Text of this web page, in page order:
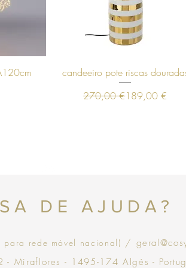
Visualização rápida
candeeiro pote riscas
Preço normal
270,00 €Preço
189,00 €
DE AJUDA?
rede móvel nacional) /
- Miraflores - 1495-174 Algés -